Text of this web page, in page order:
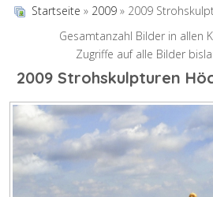
Startseite » 2009 » 2009
Gesamtanzahl Bilder in allen
Zugriffe auf alle Bilder
2009 Strohskulpturen